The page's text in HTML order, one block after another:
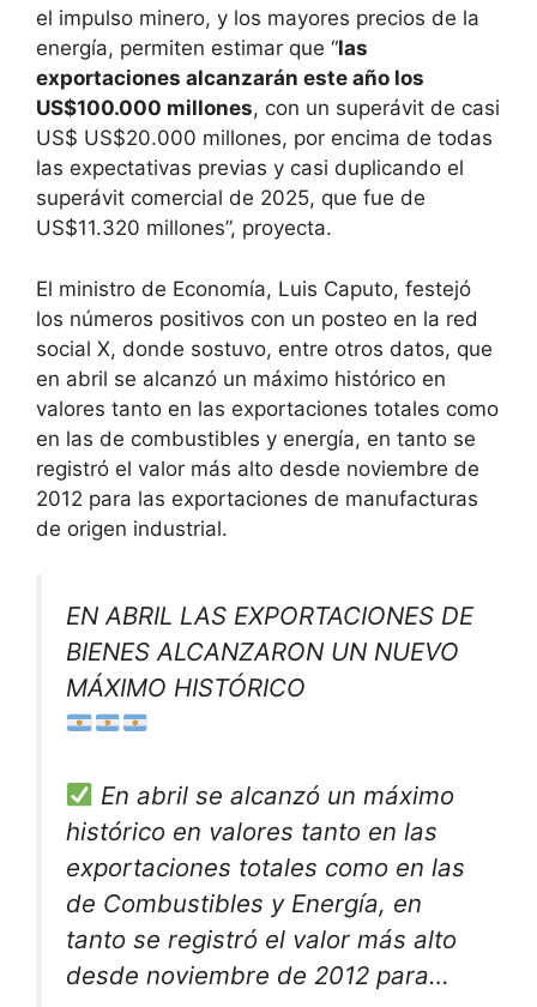
el impulso minero, y los mayores precios de la
energía, permiten estimar que “las
exportaciones alcanzarán este año los
US$100.000 millones, con un superávit de casi
US$ US$20.000 millones, por encima de todas
las expectativas previas y casi duplicando el
superávit comercial de 2025, que fue de
US$11.320 millones”, proyecta.
El ministro de Economía, Luis Caputo, festejó
los números positivos con un posteo en la red
social X, donde sostuvo, entre otros datos, que
en abril se alcanzó un máximo histórico en
valores tanto en las exportaciones totales como
en las de combustibles y energía, en tanto se
registró el valor más alto desde noviembre de
2012 para las exportaciones de manufacturas
de origen industrial.
EN ABRIL LAS EXPORTACIONES DE
BIENES ALCANZARON UN NUEVO
MÁXIMO HISTÓRICO
En abril se alcanzó un máximo
histórico en valores tanto en las
exportaciones totales como en las
de Combustibles y Energía, en
tanto se registró el valor más alto
desde noviembre de 2012 para…